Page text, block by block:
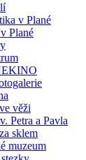
v Plané
Plané
věži
Petra a Pavla
sklem
muzeum